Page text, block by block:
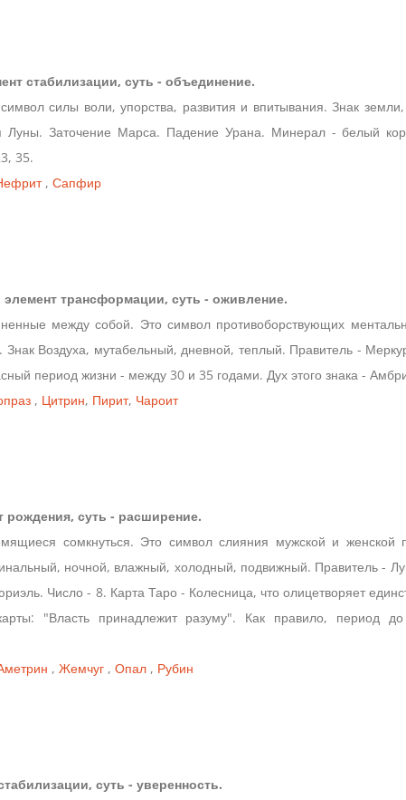
стабилизации, суть - объединение.
силы воли, упорства, развития и впитывания. Знак
Луны. Заточение Марса. Падение Урана. Минерал - белый
35.
, Сапфир
трансформации, суть - оживление.
между собой. Это символ противоборствующих
Воздуха, мутабельный, дневной, теплый. Правитель -
период жизни - между 30 и 35 годами. Дух этого знака -
, Цитрин, Пирит, Чароит
суть - расширение.
сомкнуться. Это символ слияния мужской и женской
ночной, влажный, холодный, подвижный. Правитель -
Число - 8. Карта Таро - Колесница, что олицетворяет
"Власть принадлежит разуму". Как правило, период
, Жемчуг , Опал , Рубин
суть - уверенность.